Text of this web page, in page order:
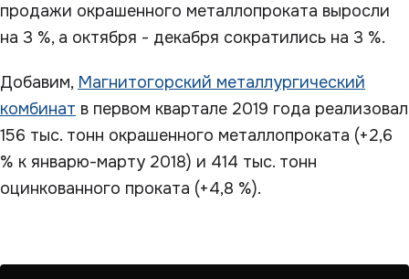
продажи окрашенного металлопроката выросли
на 3 %, а октября - декабря сократились на 3 %.
Добавим, Магнитогорский металлургический
комбинат в первом квартале 2019 года реализовал
156 тыс. тонн окрашенного металлопроката (+2,6
% к январю-марту 2018) и 414 тыс. тонн
оцинкованного проката (+4,8 %).